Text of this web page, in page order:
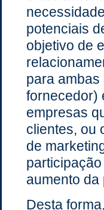
potenciais
objetivo de
para
fornecedor)
empresas
clientes, ou
de
aumento
Desta